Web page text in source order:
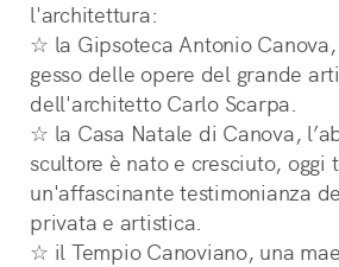
l'architettura:
☆ la Gipsoteca Antonio
gesso delle opere del grande
dell'architetto Carlo Scarpa.
☆ la Casa Natale di Canova,
scultore è nato e cresciuto, oggi
un'affascinante testimonianza
privata e artistica.
☆ il Tempio Canoviano, una